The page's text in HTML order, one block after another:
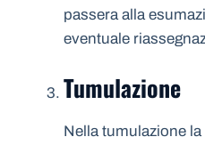
passera alla
eventuale
Tumulazione
Nella tumulazione la